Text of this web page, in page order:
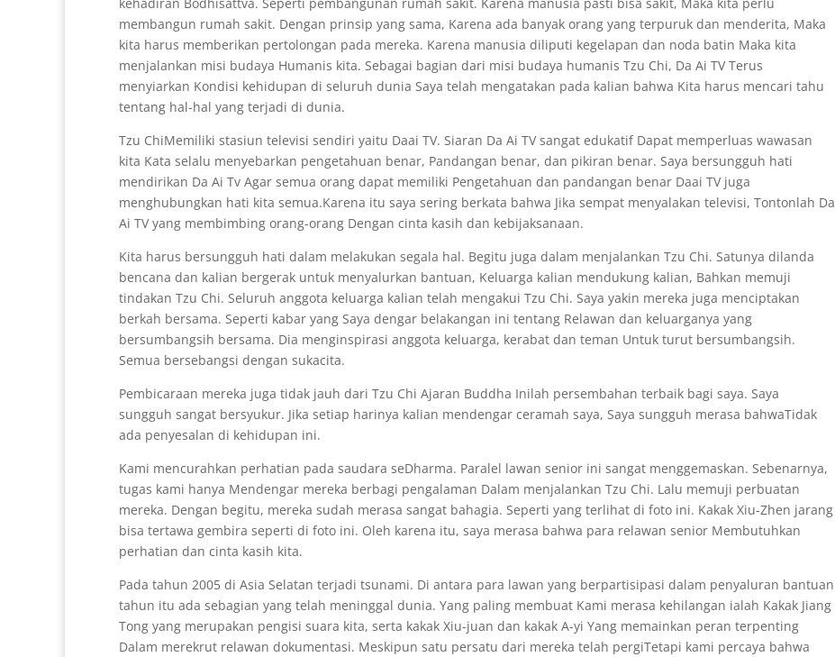
membangun rumah sakit. Dengan prinsip yang sama, Karena ada banyak orang yang terpuruk dan menderita, Maka
kita harus memberikan pertolongan pada mereka. Karena manusia diliputi kegelapan dan noda batin Maka kita
menjalankan misi budaya Humanis kita. Sebagai bagian dari misi budaya humanis Tzu Chi, Da Ai TV Terus
menyiarkan Kondisi kehidupan di seluruh dunia Saya telah mengatakan pada kalian bahwa Kita harus mencari tahu
tentang hal-hal yang terjadi di dunia.
Tzu ChiMemiliki stasiun televisi sendiri yaitu Daai TV. Siaran Da Ai TV sangat edukatif Dapat memperluas wawasan
kita Kata selalu menyebarkan pengetahuan benar, Pandangan benar, dan pikiran benar. Saya bersungguh hati
mendirikan Da Ai Tv Agar semua orang dapat memiliki Pengetahuan dan pandangan benar Daai TV juga
menghubungkan hati kita semua.Karena itu saya sering berkata bahwa Jika sempat menyalakan televisi, Tontonlah Da
Ai TV yang membimbing orang-orang Dengan cinta kasih dan kebijaksanaan.
Kita harus bersungguh hati dalam melakukan segala hal. Begitu juga dalam menjalankan Tzu Chi. Satunya dilanda
bencana dan kalian bergerak untuk menyalurkan bantuan, Keluarga kalian mendukung kalian, Bahkan memuji
tindakan Tzu Chi. Seluruh anggota keluarga kalian telah mengakui Tzu Chi. Saya yakin mereka juga menciptakan
berkah bersama. Seperti kabar yang Saya dengar belakangan ini tentang Relawan dan keluarganya yang
bersumbangsih bersama. Dia menginspirasi anggota keluarga, kerabat dan teman Untuk turut bersumbangsih.
Semua bersebangsi dengan sukacita.
Pembicaraan mereka juga tidak jauh dari Tzu Chi Ajaran Buddha Inilah persembahan terbaik bagi saya. Saya
sungguh sangat bersyukur. Jika setiap harinya kalian mendengar ceramah saya, Saya sungguh merasa bahwaTidak
ada penyesalan di kehidupan ini.
Kami mencurahkan perhatian pada saudara seDharma. Paralel lawan senior ini sangat menggemaskan. Sebenarnya,
tugas kami hanya Mendengar mereka berbagi pengalaman Dalam menjalankan Tzu Chi. Lalu memuji perbuatan
mereka. Dengan begitu, mereka sudah merasa sangat bahagia. Seperti yang terlihat di foto ini. Kakak Xiu-Zhen jarang
bisa tertawa gembira seperti di foto ini. Oleh karena itu, saya merasa bahwa para relawan senior Membutuhkan
perhatian dan cinta kasih kita.
Pada tahun 2005 di Asia Selatan terjadi tsunami. Di antara para lawan yang berpartisipasi dalam penyaluran bantuan
tahun itu ada sebagian yang telah meninggal dunia. Yang paling membuat Kami merasa kehilangan ialah Kakak Jiang
Tong yang merupakan pengisi suara kita, serta kakak Xiu-juan dan kakak A-yi Yang memainkan peran terpenting
Dalam merekrut relawan dokumentasi. Meskipun satu persatu dari mereka telah pergiTetapi kami percaya bahwa